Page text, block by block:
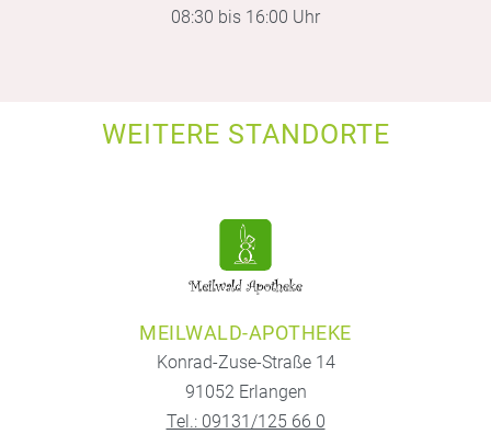
08:30 bis 16:00 Uhr
WEITERE STANDORTE
MEILWALD-APOTHEKE
Konrad-Zuse-Straße 14
91052 Erlangen
Tel.: 09131/125 66 0